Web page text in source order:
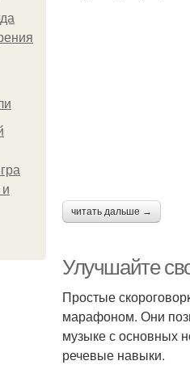
читать дальше →
Улучшайте
Простые
марафоном. Они
музыке с основных
речевые навыки.